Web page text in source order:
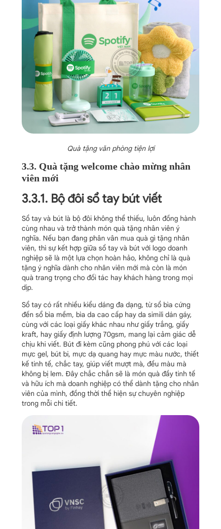
Quà tặng văn phòng tiện lợi
3.3. Quà tặng welcome chào mừng nhân
viên mới
3.3.1. Bộ đôi sổ tay bút viết
Sổ tay và bút là bộ đôi không thể thiếu, luôn đồng hành
cùng nhau và trở thành món quà tặng nhân viên ý
nghĩa. Nếu bạn đang phân vân mua quà gì tặng nhân
viên, thì sự kết hợp giữa sổ tay và bút với logo doanh
nghiệp sẽ là một lựa chọn hoàn hảo, không chỉ là quà
tặng ý nghĩa dành cho nhân viên mới mà còn là món
quà trang trọng cho đối tác hay khách hàng trong mọi
dịp.
Sổ tay có rất nhiều kiểu dáng đa dạng, từ sổ bìa cứng
đến sổ bìa mềm, bìa da cao cấp hay da simili dán gáy,
cùng với các loại giấy khác nhau như giấy trắng, giấy
kraft, hay giấy định lượng 70gsm, mang lại cảm giác dễ
chịu khi viết. Bút đi kèm cũng phong phú với các loại
mực gel, bút bi, mực dạ quang hay mực màu nước, thiết
kế tinh tế, chắc tay, giúp viết mượt mà, đều màu mà
không bị lem. Đây chắc chắn sẽ là món quà đầy tinh tế
và hữu ích mà doanh nghiệp có thể dành tặng cho nhân
viên của mình, đồng thời thể hiện sự chuyên nghiệp
trong mỗi chi tiết.